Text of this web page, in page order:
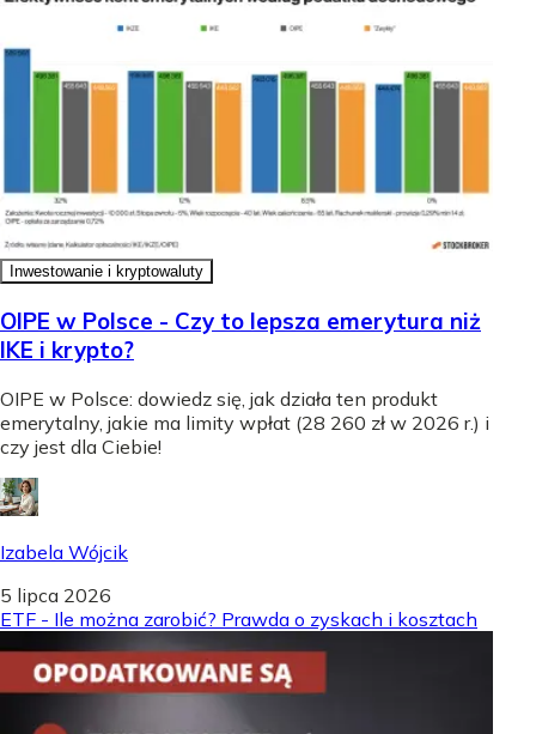
Inwestowanie i kryptowaluty
OIPE w Polsce - Czy to lepsza emerytura niż
IKE i krypto?
OIPE w Polsce: dowiedz się, jak działa ten produkt
emerytalny, jakie ma limity wpłat (28 260 zł w 2026 r.) i
czy jest dla Ciebie!
Izabela Wójcik
5 lipca 2026
ETF - Ile można zarobić? Prawda o zyskach i kosztach